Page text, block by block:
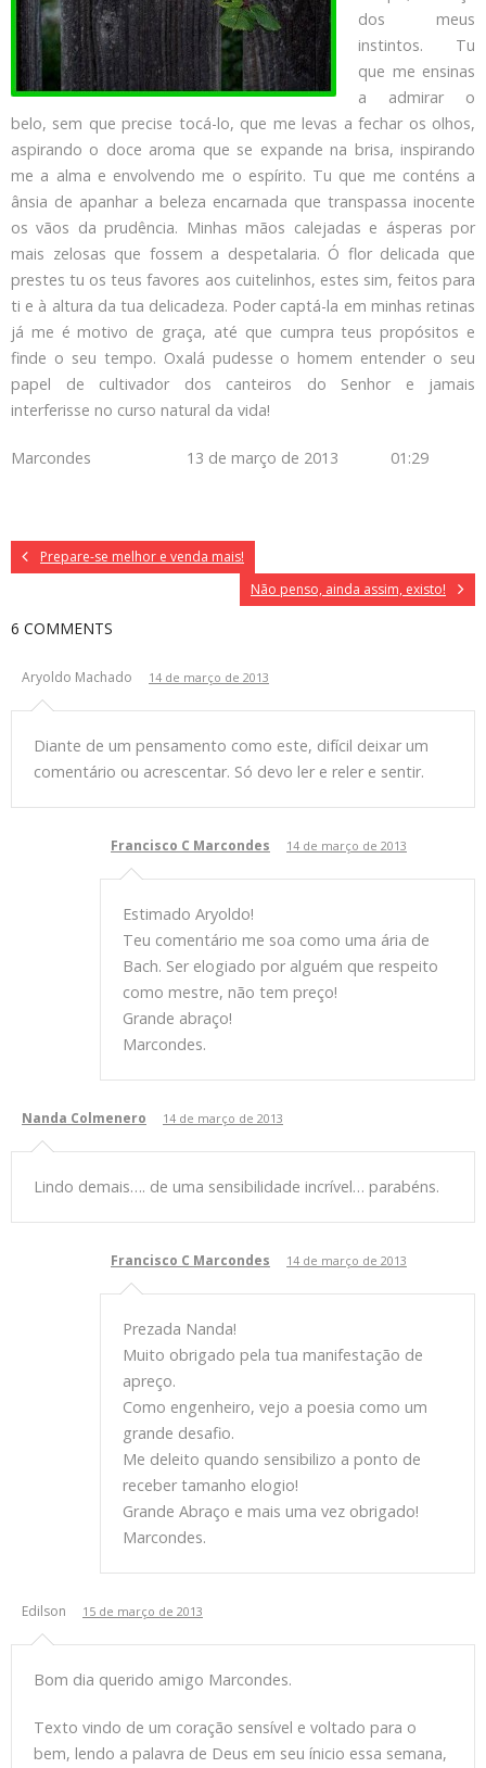
dos meus
instintos. Tu
que me ensinas
a admirar o
belo, sem que precise tocá-lo, que me levas a fechar os olhos,
aspirando o doce aroma que se expande na brisa, inspirando
me a alma e envolvendo me o espírito. Tu que me conténs a
ânsia de apanhar a beleza encarnada que transpassa inocente
os vãos da prudência. Minhas mãos calejadas e ásperas por
mais zelosas que fossem a despetalaria. Ó flor delicada que
prestes tu os teus favores aos cuitelinhos, estes sim, feitos para
ti e à altura da tua delicadeza. Poder captá-la em minhas retinas
já me é motivo de graça, até que cumpra teus propósitos e
finde o seu tempo. Oxalá pudesse o homem entender o seu
papel de cultivador dos canteiros do Senhor e jamais
interferisse no curso natural da vida!
Marcondes 13 de março de 2013 01:29
Prepare-se melhor e venda mais!
Não penso, ainda assim, existo!
6 COMMENTS
Aryoldo Machado 14 de março de 2013
Diante de um pensamento como este, difícil deixar um
comentário ou acrescentar. Só devo ler e reler e sentir.
Francisco C Marcondes 14 de março de 2013
Estimado Aryoldo!
Teu comentário me soa como uma ária de
Bach. Ser elogiado por alguém que respeito
como mestre, não tem preço!
Grande abraço!
Marcondes.
Nanda Colmenero 14 de março de 2013
Lindo demais…. de uma sensibilidade incrível… parabéns.
Francisco C Marcondes 14 de março de 2013
Prezada Nanda!
Muito obrigado pela tua manifestação de
apreço.
Como engenheiro, vejo a poesia como um
grande desafio.
Me deleito quando sensibilizo a ponto de
receber tamanho elogio!
Grande Abraço e mais uma vez obrigado!
Marcondes.
Edilson 15 de março de 2013
Bom dia querido amigo Marcondes.
Texto vindo de um coração sensível e voltado para o
bem, lendo a palavra de Deus em seu ínicio essa semana,